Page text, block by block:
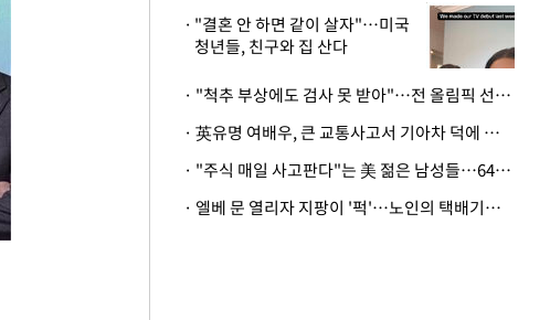
"결혼 안 하면 같이 살자"…미국
청년들, 친구와 집 산다
· "척추 부상에도 검사 못 받아"…전 올림픽 선수, 美봅슬레이협회 상대 소송
· 英유명 여배우, 큰 교통사고서 기아차 덕에 살았다
· "주식 매일 사고판다"는 美 젊은 남성들…64%가 "나는 인생의 패배자“
· 엘베 문 열리자 지팡이 '퍽'…노인의 택배기사 폭행 이유